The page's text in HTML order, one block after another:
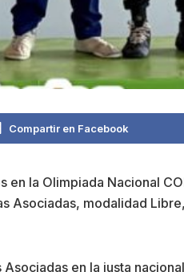
Compartir en Facebook
en la Olimpiada Nacional
Asociadas, modalidad
en la justa